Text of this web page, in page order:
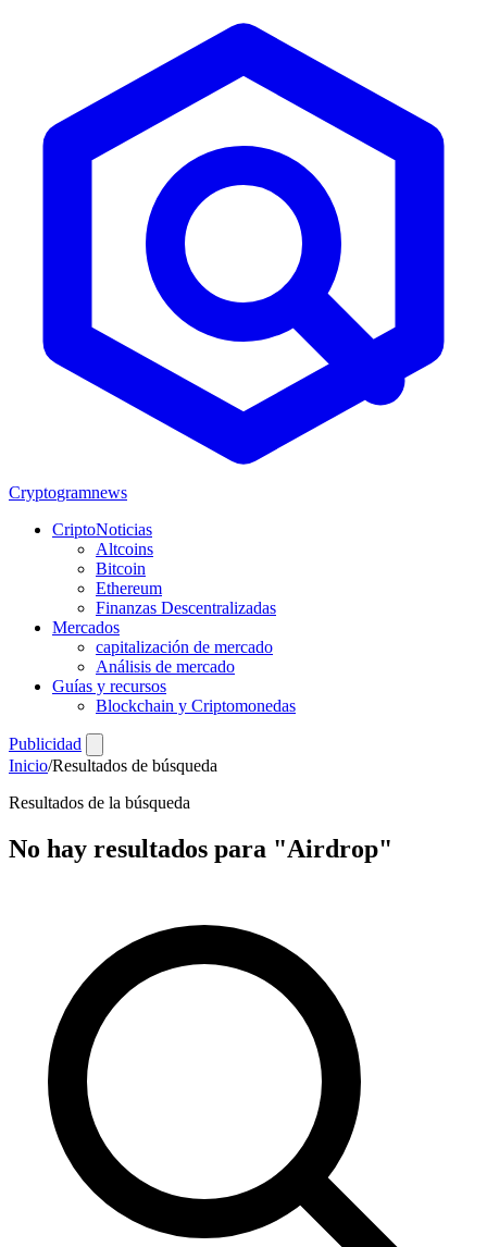
Cryptogramnews
CriptoNoticias
Altcoins
Bitcoin
Ethereum
Finanzas Descentralizadas
Mercados
capitalización de mercado
Análisis de mercado
Guías y recursos
Blockchain y Criptomonedas
Publicidad
Inicio/Resultados de búsqueda
Resultados de la búsqueda
No hay resultados para "Airdrop"